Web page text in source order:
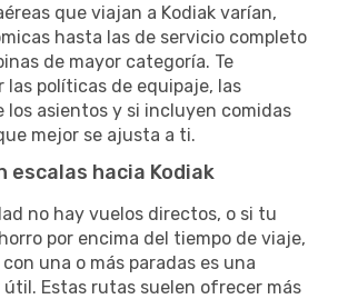
que viajan a Kodiak varían,
hasta las de servicio completo
de mayor categoría. Te
las políticas de equipaje, las
los asientos y si incluyen comidas
mejor se ajusta a ti.
escalas hacia Kodiak
no hay vuelos directos, o si tu
por encima del tiempo de viaje,
una o más paradas es una
Estas rutas suelen ofrecer más